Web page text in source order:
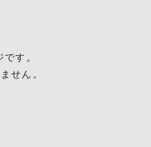
す。
せん。